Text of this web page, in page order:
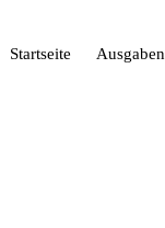
Startseite Ausgaben